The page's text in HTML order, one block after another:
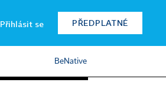
Přihlásit se PŘEDPLATNÉ
BeNative